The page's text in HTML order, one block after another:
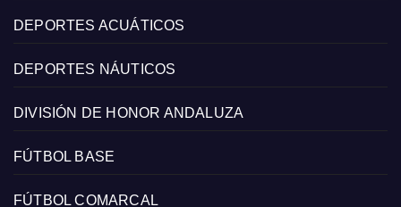
DEPORTES ACUÁTICOS
DEPORTES NÁUTICOS
DIVISIÓN DE HONOR ANDALUZA
FÚTBOL BASE
FÚTBOL COMARCAL